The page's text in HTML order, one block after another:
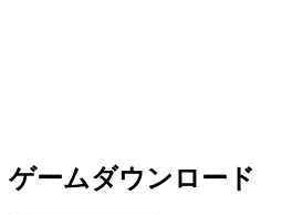
ゲームダウンロード